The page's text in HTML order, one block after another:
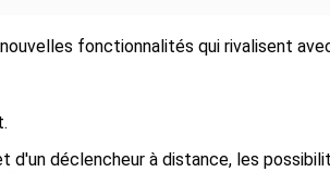
fonctionnalités qui rivalisent
d'un déclencheur à distance, les